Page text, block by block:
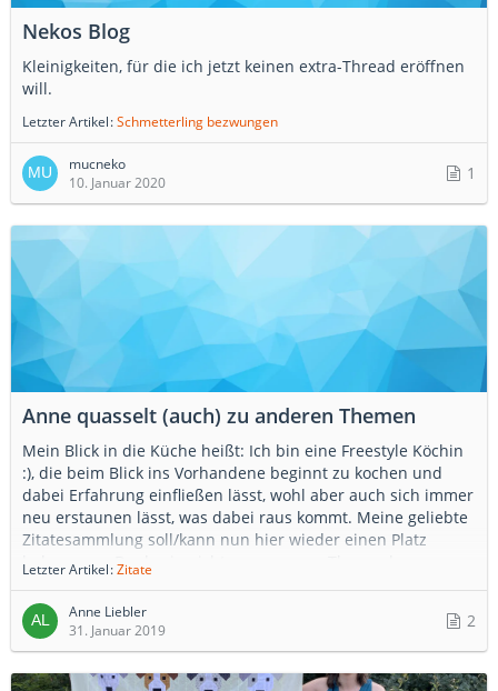
Nekos Blog
Kleinigkeiten, für die ich jetzt keinen extra-Thread eröffnen
will.
Letzter Artikel Schmetterling bezwungen
mucneko
10. Januar 2020
1
Anne quasselt (auch) zu anderen Themen
Mein Blick in die Küche heißt: Ich bin eine Freestyle Köchin
:), die beim Blick ins Vorhandene beginnt zu kochen und
dabei Erfahrung einfließen lässt, wohl aber auch sich immer
neu erstaunen lässt, was dabei raus kommt. Meine geliebte
Zitatesammlung soll/kann nun hier wieder einen Platz
bekommen. Da das ja nicht so ganz zum Thema der
Blog ab.
Letzter Artikel Zitate
Anne Liebler
31. Januar 2019
2